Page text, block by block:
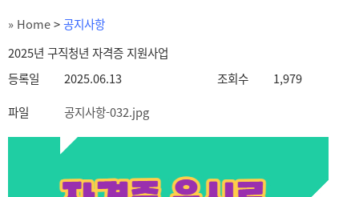
» Home>공지사항
2025년 구직청년 자격증 지원사업
등록일
2025.06.13 조회수
1,979
파일
공지사항-032.jpg